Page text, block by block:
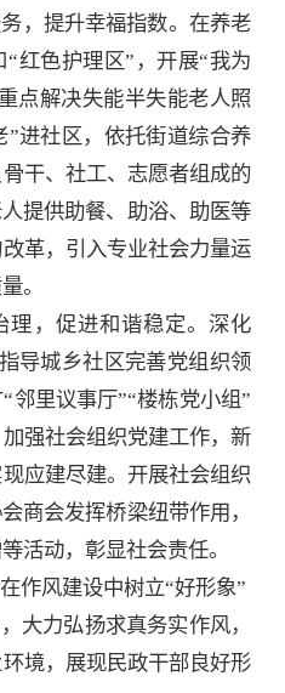
，提升幸福指数。在养老
红色护理区”，开展“我为
点解决失能半失能老人照
进社区，依托街道综合养
干、社工、志愿者组成的
提供助餐、助浴、助医等
革，引入专业社会力量运
。
理，促进和谐稳定。深化
导城乡社区完善党组织领
邻里议事厅”“楼栋党小组”
强社会组织党建工作，新
应建尽建。开展社会组织
商会发挥桥梁纽带作用，
活动，彰显社会责任。
作风建设中树立“好形象”
大力弘扬求真务实作风，
境，展现民政干部良好形